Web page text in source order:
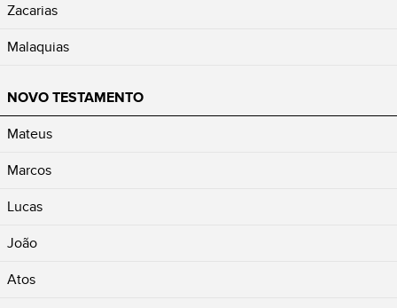
Zacarias
Malaquias
NOVO TESTAMENTO
Mateus
Marcos
Lucas
João
Atos